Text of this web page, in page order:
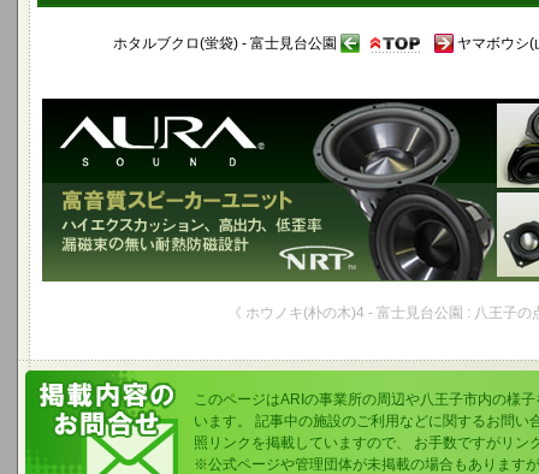
ホタルブクロ(蛍袋) - 富士見台公園 ヤマボウシ(
《 ホウノキ(朴の木)4 - 富士見台公園 : 八王子の
このページはARIの事業所の周辺や八王子市内の様
います。 記事中の施設のご利用などに関するお問い
照リンクを掲載していますので、 お手数ですがリン
※公式ページや管理団体が未掲載の場合もあります